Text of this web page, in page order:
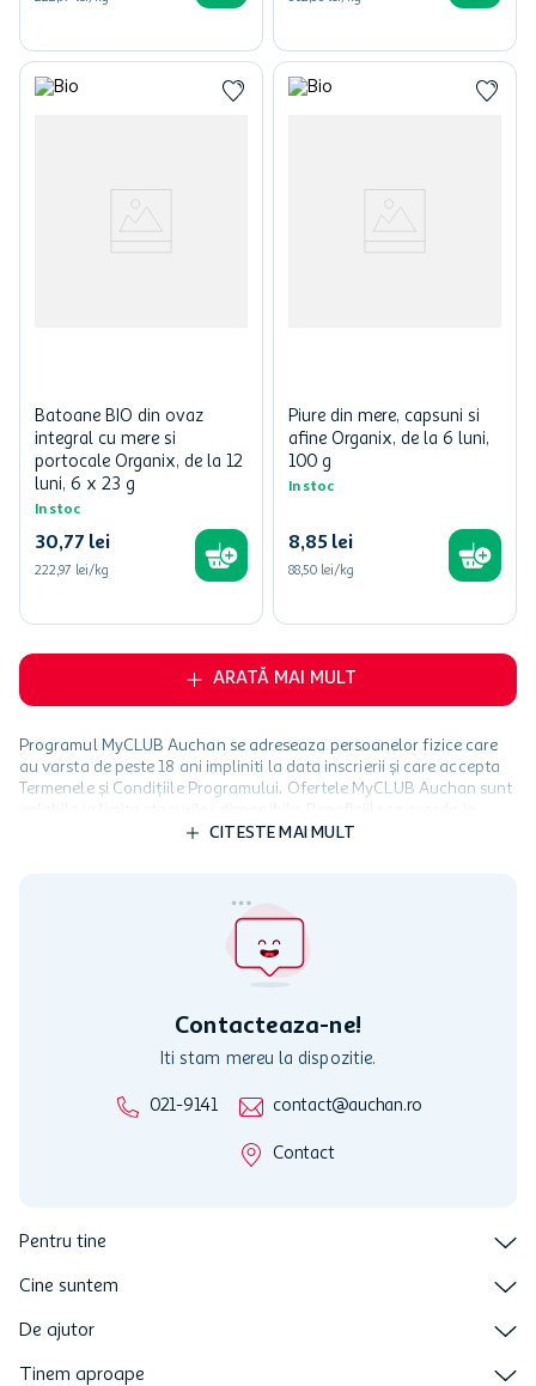
Batoane BIO din ovaz
integral cu mere si
portocale Organix, de la 12
luni, 6 x 23 g
In stoc
30,77 lei
222,97 lei/kg
Piure din mere, capsuni si
afine Organix, de la 6 luni,
100 g
In stoc
8,85 lei
88,50 lei/kg
ARATĂ MAI MULT
Programul MyCLUB Auchan se adreseaza persoanelor fizice care
au varsta de peste 18 ani impliniti la data inscrierii și care accepta
Termenele și Condițiile Programului. Ofertele MyCLUB Auchan sunt
limita a 12 unitati / card client o singura data in perioada promotiei.
activitati in afara celor mentionate in Termene si Conditii. Auchan
nu raspunde pentru imposibilitatea utilizarii Cardului in perioada in
care aceste este suspendat sau in perioada in care sunt efectuate
CITESTE MAI MULT
Contacteaza-ne!
Iti stam mereu la dispozitie.
021-9141 contact@auchan.ro
Contact
Pentru tine
Cine suntem
De ajutor
Tinem aproape